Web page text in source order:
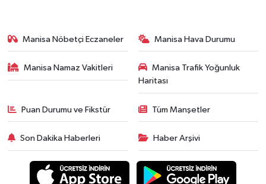
Manisa Nöbetçi Eczaneler Manisa Hava Durumu
Manisa Namaz Vakitleri
Manisa Trafik Yoğunluk
Haritası
Puan Durumu ve Fikstür Tüm Manşetler
Son Dakika Haberleri Haber Arşivi